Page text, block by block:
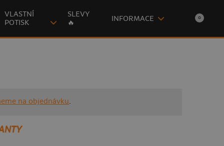
VLASTNÍ
POTISK
SLEVY
🔥
INFORMACE 0
na objednávku.